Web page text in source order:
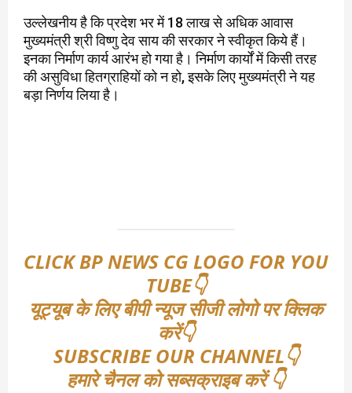
उल्लेखनीय है कि प्रदेश भर में 18 लाख से अधिक आवास
मुख्यमंत्री श्री विष्णु देव साय की सरकार ने स्वीकृत किये हैं।
इनका निर्माण कार्य आरंभ हो गया है। निर्माण कार्यों में किसी तरह
की असुविधा हितग्राहियों को न हो, इसके लिए मुख्यमंत्री ने यह
बड़ा निर्णय लिया है।
CLICK BP NEWS CG LOGO FOR YOU
TUBE👇
यूट्यूब के लिए बीपी न्यूज सीजी लोगो पर क्लिक
करें👇
SUBSCRIBE OUR CHANNEL👇
हमारे चैनल को सब्सक्राइब करें 👇